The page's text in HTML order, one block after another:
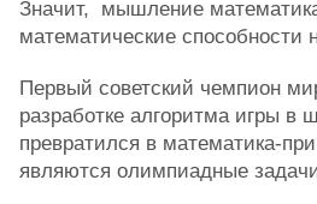
Значит, мышление
математические
Первый советский чемпион
разработке алгоритма игры в
превратился в математика-
являются олимпиадные